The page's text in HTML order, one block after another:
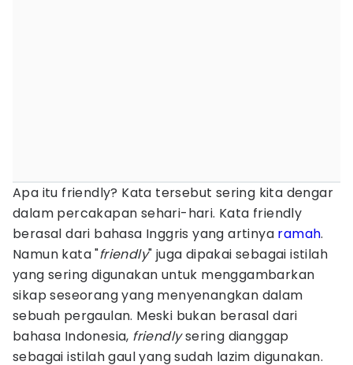
Apa itu friendly? Kata tersebut sering kita dengar
dalam percakapan sehari-hari. Kata friendly
berasal dari bahasa Inggris yang artinya ramah.
Namun kata "friendly" juga dipakai sebagai istilah
yang sering digunakan untuk menggambarkan
sikap seseorang yang menyenangkan dalam
sebuah pergaulan. Meski bukan berasal dari
bahasa Indonesia, friendlysering dianggap
sebagai istilah gaul yang sudah lazim digunakan.